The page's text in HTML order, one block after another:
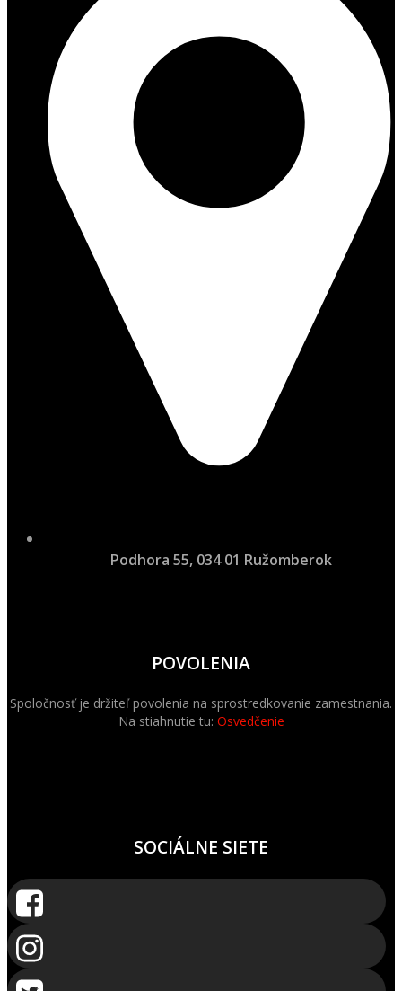
Podhora 55, 034 01 Ružomberok
POVOLENIA
Spoločnosť je držiteľ povolenia na sprostredkovanie zamestnania.
Na stiahnutie tu: Osvedčenie
SOCIÁLNE SIETE